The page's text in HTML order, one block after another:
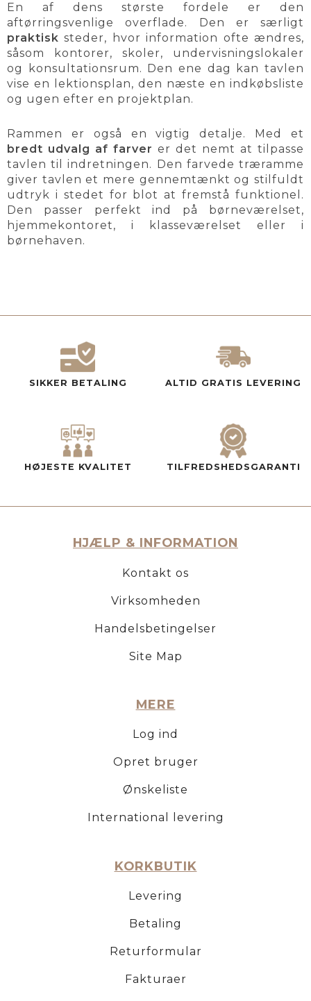
En af dens største fordele er den
aftørringsvenlige overflade. Den er særligt
praktisk steder, hvor information ofte ændres,
såsom kontorer, skoler, undervisningslokaler
og konsultationsrum. Den ene dag kan tavlen
vise en lektionsplan, den næste en indkøbsliste
og ugen efter en projektplan.
Rammen er også en vigtig detalje. Med et
bredt udvalg af farver er det nemt at tilpasse
tavlen til indretningen. Den farvede træramme
giver tavlen et mere gennemtænkt og stilfuldt
udtryk i stedet for blot at fremstå funktionel.
Den passer perfekt ind på børneværelset,
hjemmekontoret, i klasseværelset eller i
børnehaven.
SIKKER BETALING ALTID GRATIS LEVERING
HØJESTE KVALITET TILFREDSHEDSGARANTI
HJÆLP & INFORMATION
Kontakt os
Virksomheden
Handelsbetingelser
Site Map
MERE
Log ind
Opret bruger
Ønskeliste
International levering
KORKBUTIK
Levering
Betaling
Returformular
Fakturaer